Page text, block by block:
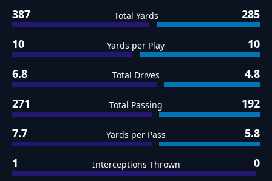
387 Total Yards 285
10 Yards per Play 10
6.8 Total Drives 4.8
271 Total Passing 192
7.7 Yards per Pass 5.8
1 Interceptions Thrown 0